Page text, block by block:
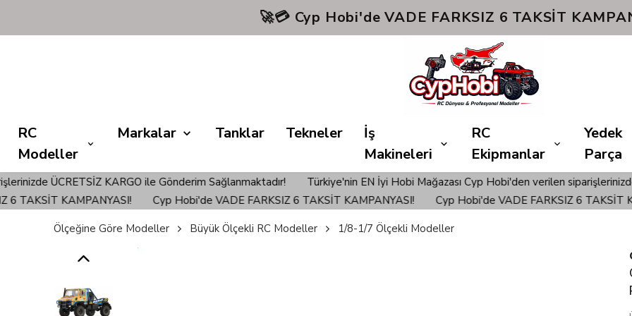
Hızlı Kargo! 📦🚚
RC
Modeller
Markalar Tanklar Tekneler
İş
Makineleri
RC
Ekipmanlar
Yedek
Parça
Sağlanmaktadır! Türkiye'nin EN İyi Hobi Mağazası Cyp Hobi'den verilen siparişlerinizde ÜCRETSİZ KARGO ile Gönderim
Cyp Hobi'de VADE FARKSIZ 6 TAKSİT KAMPANYASI! Cyp Hobi'de VADE FARKSIZ 6 TAKSİT KAMPANYASI!
Ölçeğine Göre Modeller Büyük Ölçekli RC Modeller 1/8-1/7 Ölçekli Modeller